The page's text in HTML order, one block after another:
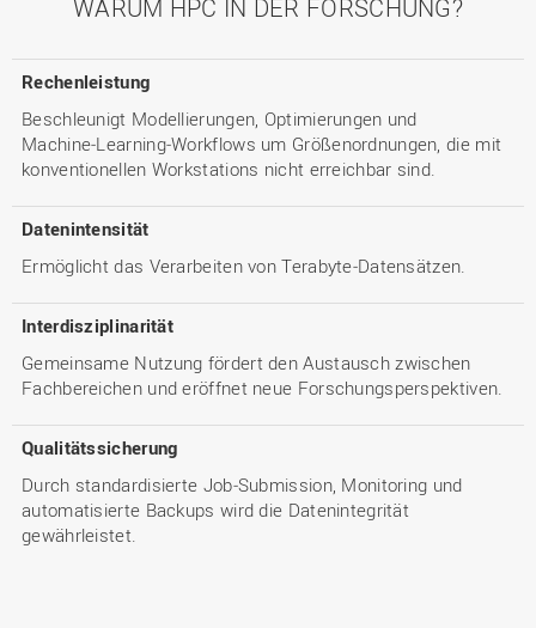
WARUM HPC IN DER FORSCHUNG?
Rechenleistung
Beschleunigt Modellierungen, Optimierungen und
Machine‑Learning‑Workflows um Größenordnungen, die mit
konventionellen Workstations nicht erreichbar sind.
Datenintensität
Ermöglicht das Verarbeiten von Terabyte‑Datensätzen.
Interdisziplinarität
Gemeinsame Nutzung fördert den Austausch zwischen
Fachbereichen und eröffnet neue Forschungsperspektiven.
Qualitätssicherung
Durch standardisierte Job‑Submission, Monitoring und
automatisierte Backups wird die Datenintegrität
gewährleistet.